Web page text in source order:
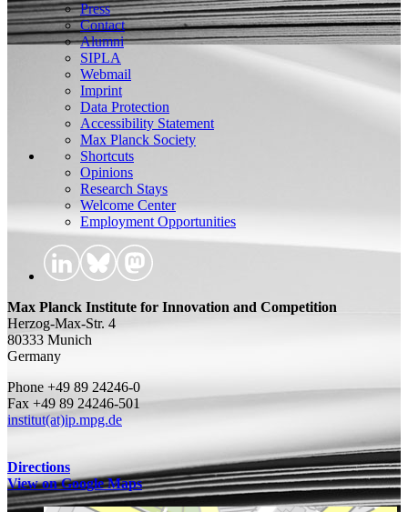
Press
Contact
Alumni
SIPLA
Webmail
Imprint
Data Protection
Accessibility Statement
Max Planck Society
Shortcuts
Opinions
Research Stays
Welcome Center
Employment Opportunities
Max Planck Institute for Innovation and Competition
Herzog-Max-Str. 4
80333 Munich
Germany
Phone +49 89 24246-0
Fax +49 89 24246-501
institut(at)ip.mpg.de
Directions
View on Google Maps